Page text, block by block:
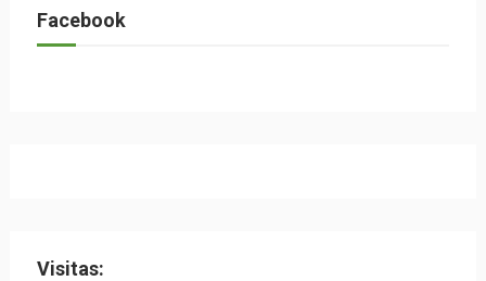
Facebook
Visitas: